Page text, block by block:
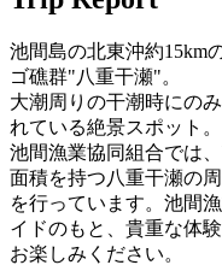
池間島の北東沖約15km
ゴ礁群"八重干瀬"。
大潮周りの干潮時にの
れている絶景スポット。
池間漁業協同組合では
面積を持つ八重干瀬の
を行っています。池間
イドのもと、貴重な体
お楽しみください。